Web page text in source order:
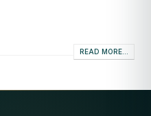
READ MORE...